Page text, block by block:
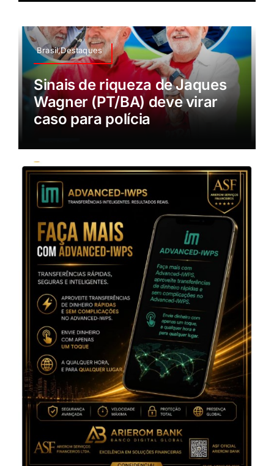
Brasil,Destaques
Sinais de riqueza de Jaques
Wagner (PT/BA) deve virar
caso para polícia